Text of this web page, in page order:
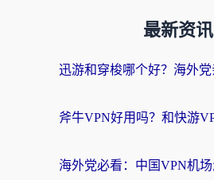
最新资讯